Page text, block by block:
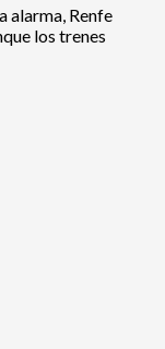
alarma, Renfe
los trenes